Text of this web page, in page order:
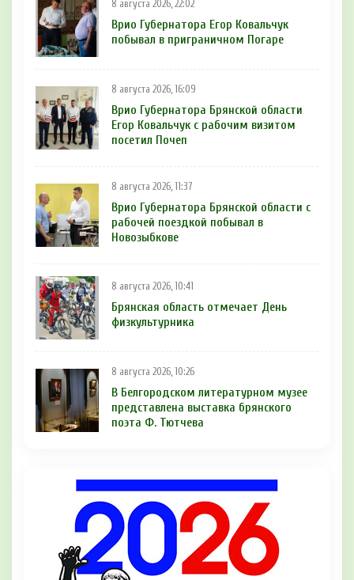
8 августа 2026, 22:02
Врио Губернатора Егор Ковальчук
побывал в приграничном Погаре
8 августа 2026, 16:09
Врио Губернатора Брянской области
Егор Ковальчук с рабочим визитом
посетил Почеп
8 августа 2026, 11:37
Врио Губернатора Брянской области с
рабочей поездкой побывал в
Новозыбкове
8 августа 2026, 10:41
Брянская область отмечает День
физкультурника
8 августа 2026, 10:26
В Белгородском литературном музее
представлена выставка брянского
поэта Ф. Тютчева